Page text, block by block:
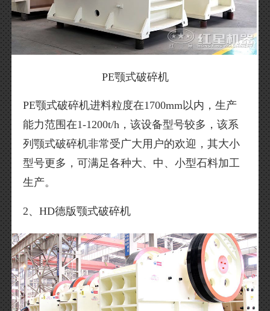
PE颚式破碎机
PE颚式破碎机进料粒度在1700mm以内，生产
能力范围在1-1200t/h，该设备型号较多，该系
列颚式破碎机非常受广大用户的欢迎，其大小
型号更多，可满足各种大、中、小型石料加工
生产。
2、HD德版颚式破碎机